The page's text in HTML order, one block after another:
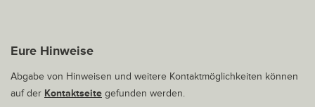
Eure Hinweise
Abgabe von Hinweisen und weitere Kontaktmöglichkeiten können
auf der Kontaktseite gefunden werden.